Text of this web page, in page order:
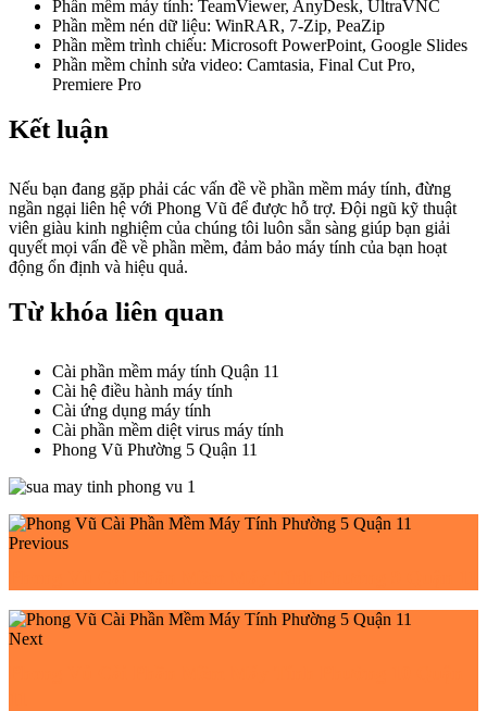
Phần mềm máy tính: TeamViewer, AnyDesk, UltraVNC
Phần mềm nén dữ liệu: WinRAR, 7-Zip, PeaZip
Phần mềm trình chiếu: Microsoft PowerPoint, Google Slides
Phần mềm chỉnh sửa video: Camtasia, Final Cut Pro,
Premiere Pro
Kết luận
Nếu bạn đang gặp phải các vấn đề về phần mềm máy tính, đừng
ngần ngại liên hệ với Phong Vũ để được hỗ trợ. Đội ngũ kỹ thuật
viên giàu kinh nghiệm của chúng tôi luôn sẵn sàng giúp bạn giải
quyết mọi vấn đề về phần mềm, đảm bảo máy tính của bạn hoạt
động ổn định và hiệu quả.
Từ khóa liên quan
Cài phần mềm máy tính Quận 11
Cài hệ điều hành máy tính
Cài ứng dụng máy tính
Cài phần mềm diệt virus máy tính
Phong Vũ Phường 5 Quận 11
Previous
Next